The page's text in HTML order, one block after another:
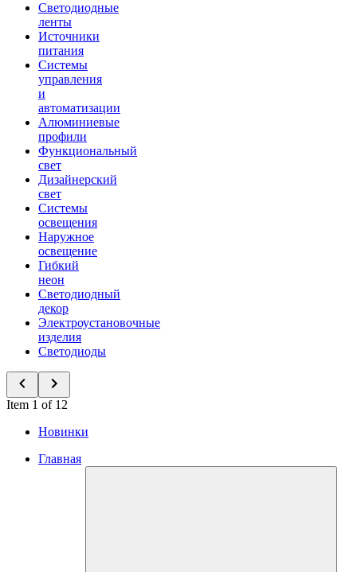
Светодиодные
ленты
Источники
питания
Системы
управления
и
автоматизации
Алюминиевые
профили
Функциональный
свет
Дизайнерский
свет
Системы
освещения
Наружное
освещение
Гибкий
неон
Светодиодный
декор
Электроустановочные
изделия
Светодиоды
Item 1 of 12
Новинки
Главная